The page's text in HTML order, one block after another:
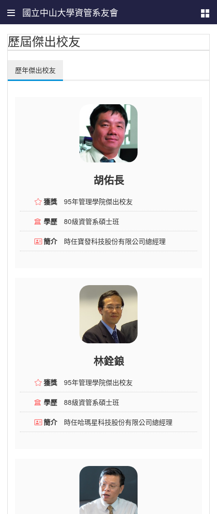
國立中山大學資管系友會
歷屆傑出校友
歷年傑出校友
胡佑長
獲獎 95年管理學院傑出校友
學歷 80級資管系碩士班
簡介 時任寶發科技股份有限公司總經理
林銓鋃
獲獎 95年管理學院傑出校友
學歷 88級資管系碩士班
簡介 時任哈瑪星科技股份有限公司總經理